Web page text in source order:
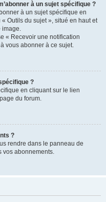
à un sujet spécifique ?
à un sujet spécifique en
Outils du sujet », situé en haut et
image.
« Recevoir une notification
vous abonner à ce sujet.
?
en cliquant sur le lien
du forum.
?
rendre dans le panneau de
vos abonnements.